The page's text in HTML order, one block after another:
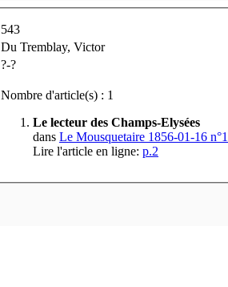
543
Du Tremblay, Victor
?-?
Nombre d'article(s) : 1
Le lecteur des Champs-Elysées
dans Le Mousquetaire 1856-01-16
Lire l'article en ligne: p.2